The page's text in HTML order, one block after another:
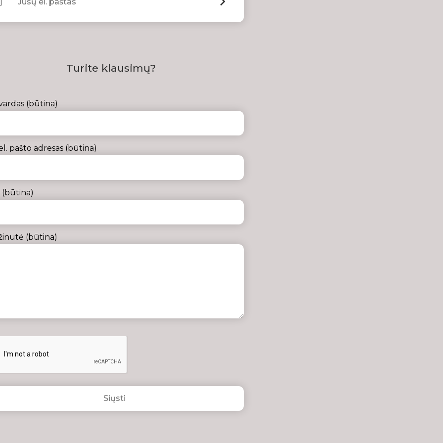
Turite klausimų?
(būtina)
pašto adresas (būtina)
(būtina)
(būtina)